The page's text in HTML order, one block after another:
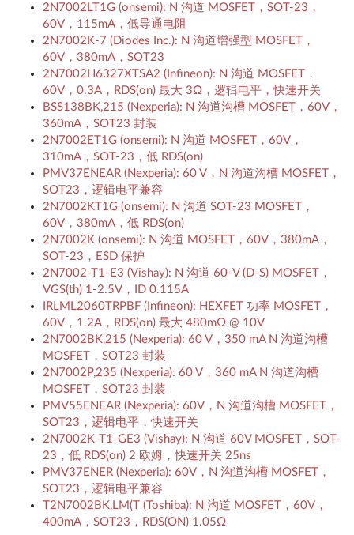
2N7002LT1G (onsemi): N 沟道 MOSFET，SOT-23，
60V，115mA，低导通电阻
2N7002K-7 (Diodes Inc.): N 沟道增强型 MOSFET，
60V，380mA，SOT23
2N7002H6327XTSA2 (Infineon): N 沟道 MOSFET，
60V，0.3A，RDS(on) 最大 3Ω，逻辑电平，快速开关
BSS138BK,215 (Nexperia): N 沟道沟槽 MOSFET，60V，
360mA，SOT23 封装
2N7002ET1G (onsemi): N 沟道 MOSFET，60V，
310mA，SOT-23，低 RDS(on)
PMV37ENEAR (Nexperia): 60 V，N 沟道沟槽 MOSFET，
SOT23，逻辑电平兼容
2N7002KT1G (onsemi): N 沟道 SOT-23 MOSFET，
60V，380mA，低 RDS(on)
2N7002K (onsemi): N 沟道 MOSFET，60V，380mA，
SOT-23，ESD 保护
2N7002-T1-E3 (Vishay): N 沟道 60-V (D-S) MOSFET，
VGS(th) 1-2.5V，ID 0.115A
IRLML2060TRPBF (Infineon): HEXFET 功率 MOSFET，
60V，1.2A，RDS(on) 最大 480mΩ @ 10V
2N7002BK,215 (Nexperia): 60 V，350 mA N 沟道沟槽
MOSFET，SOT23 封装
2N7002P,235 (Nexperia): 60 V，360 mA N 沟道沟槽
MOSFET，SOT23 封装
PMV55ENEAR (Nexperia): 60V，N 沟道沟槽 MOSFET，
SOT23，逻辑电平，快速开关
2N7002K-T1-GE3 (Vishay): N 沟道 60V MOSFET，SOT-
23，低 RDS(on) 2 欧姆，快速开关 25ns
PMV37ENER (Nexperia): 60V，N 沟道沟槽 MOSFET，
SOT23，逻辑电平兼容
T2N7002BK,LM(T (Toshiba): N 沟道 MOSFET，60V，
400mA，SOT23，RDS(ON) 1.05Ω